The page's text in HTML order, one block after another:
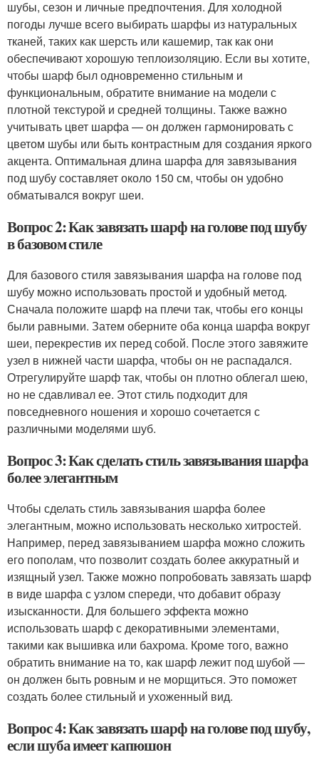
шубы, сезон и личные предпочтения. Для холодной
погоды лучше всего выбирать шарфы из натуральных
тканей, таких как шерсть или кашемир, так как они
обеспечивают хорошую теплоизоляцию. Если вы хотите,
чтобы шарф был одновременно стильным и
функциональным, обратите внимание на модели с
плотной текстурой и средней толщины. Также важно
учитывать цвет шарфа — он должен гармонировать с
цветом шубы или быть контрастным для создания яркого
акцента. Оптимальная длина шарфа для завязывания
под шубу составляет около 150 см, чтобы он удобно
обматывался вокруг шеи.
Вопрос 2: Как завязать шарф на голове под шубу
в базовом стиле
Для базового стиля завязывания шарфа на голове под
шубу можно использовать простой и удобный метод.
Сначала положите шарф на плечи так, чтобы его концы
были равными. Затем оберните оба конца шарфа вокруг
шеи, перекрестив их перед собой. После этого завяжите
узел в нижней части шарфа, чтобы он не распадался.
Отрегулируйте шарф так, чтобы он плотно облегал шею,
но не сдавливал ее. Этот стиль подходит для
повседневного ношения и хорошо сочетается с
различными моделями шуб.
Вопрос 3: Как сделать стиль завязывания шарфа
более элегантным
Чтобы сделать стиль завязывания шарфа более
элегантным, можно использовать несколько хитростей.
Например, перед завязыванием шарфа можно сложить
его пополам, что позволит создать более аккуратный и
изящный узел. Также можно попробовать завязать шарф
в виде шарфа с узлом спереди, что добавит образу
изысканности. Для большего эффекта можно
использовать шарф с декоративными элементами,
такими как вышивка или бахрома. Кроме того, важно
обратить внимание на то, как шарф лежит под шубой —
он должен быть ровным и не морщиться. Это поможет
создать более стильный и ухоженный вид.
Вопрос 4: Как завязать шарф на голове под шубу,
если шуба имеет капюшон